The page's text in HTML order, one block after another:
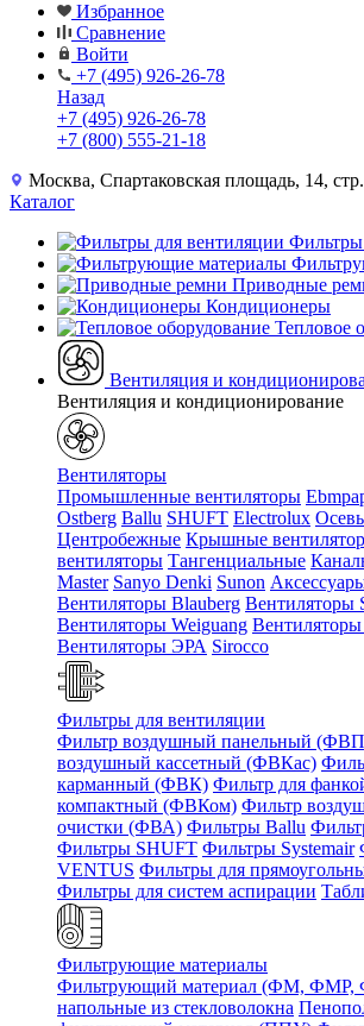
Избранное
Сравнение
Войти
+7 (495) 926-26-78
Назад
+7 (495) 926-26-78
+7 (800) 555-21-18
Москва, Спартаковская площадь, 14,
Каталог
Фильтры
Приводные
Кондиционеры
Тепловое
Вентиляция и
Вентиляция и кондиционирование
Вентиляторы
Промышленные вентиляторы
Ostberg Ballu SHUFT Electrolux
Центробежные Крышные
вентиляторы Тангенциальные
Master Sanyo Denki Sunon
Вентиляторы Blauberg Вентиляторы
Вентиляторы Weiguang
Вентиляторы ЭРА Sirocco
Фильтры для вентиляции
Фильтр воздушный панельный
воздушный кассетный (ФВКас)
карманный (ФВК) Фильтр для
компактный (ФВКом) Фильтр
очистки (ФВА) Фильтры Ballu
Фильтры SHUFT Фильтры Systemair
VENTUS Фильтры для
Фильтры для систем аспирации
Фильтрующие материалы
Фильтрующий материал (ФМ, ФМР,
напольные из стекловолокна